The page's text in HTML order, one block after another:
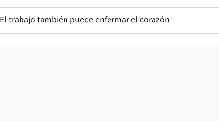
El trabajo también puede enfermar el corazón